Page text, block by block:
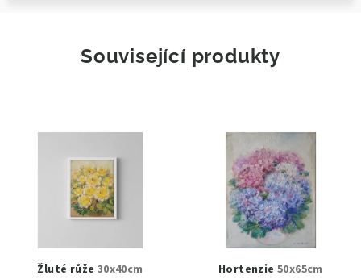
Související produkty
Žluté růže 30x40cm Hortenzie50x65cm